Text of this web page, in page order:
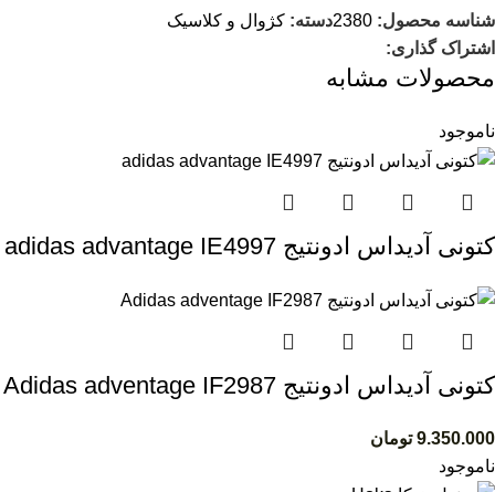
شناسه محصول: 2380دسته: کژوال و کلاسیک
اشتراک گذاری:
محصولات مشابه
ناموجود
کتونی آدیداس ادونتیج adidas advantage IE4997
کتونی آدیداس ادونتیج Adidas adventage IF2987
9.350.000 تومان
ناموجود